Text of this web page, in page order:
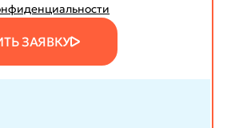
ЗАЯВКУ